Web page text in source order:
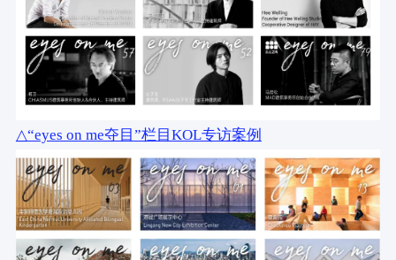
△“eyes on me夺目”栏目KOL专访案例